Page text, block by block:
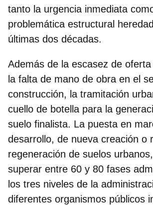
tanto la urgencia inmediata
problemática estructural
últimas dos décadas.
Además de la escasez de
la falta de mano de obra en el
construcción, la tramitación
cuello de botella para la
suelo finalista. La puesta en
desarrollo, de nueva creación o
regeneración de suelos
superar entre 60 y 80 fases
los tres niveles de la
diferentes organismos públicos